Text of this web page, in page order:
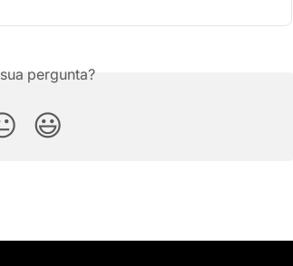
pergunta?
😃